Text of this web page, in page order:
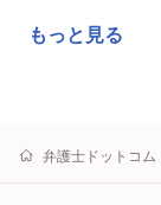
もっと見る
弁護士ドットコム